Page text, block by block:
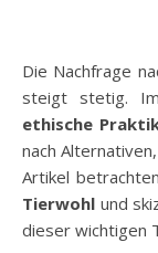
Die Nachfrage
steigt stetig.
ethische
nach
Artikel
Tierwohl und
dieser wichtigen